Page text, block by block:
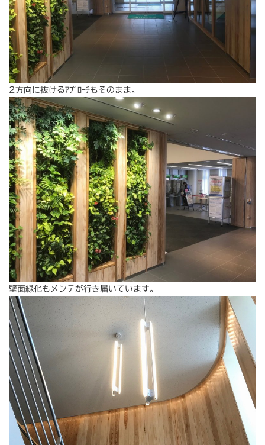
2方向に抜けるｱﾌﾟﾛｰﾁもそのまま。
壁面緑化もメンテが行き届いています。